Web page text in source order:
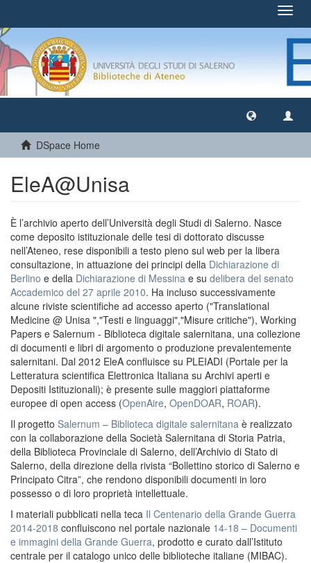
DSpace Home
EleA@Unisa
È l’archivio aperto dell’Università degli Studi di Salerno. Nasce
come deposito istituzionale delle tesi di dottorato discusse
nell’Ateneo, rese disponibili a testo pieno sul web per la libera
consultazione, in attuazione dei principi della Dichiarazione di
Berlino e della Dichiarazione di Messina e su delibera del senato
Accademico del 27 aprile 2010. Ha incluso successivamente
alcune riviste scientifiche ad accesso aperto ("Translational
Medicine @ Unisa ","Testi e linguaggi","Misure critiche"), Working
Papers e Salernum - Biblioteca digitale salernitana, una collezione
di documenti e libri di argomento o produzione prevalentemente
salernitani. Dal 2012 EleA confluisce su PLEIADI (Portale per la
Letteratura scientifica Elettronica Italiana su Archivi aperti e
Depositi Istituzionali); è presente sulle maggiori piattaforme
europee di open access (OpenAire, OpenDOAR, ROAR).
Il progetto Salernum – Biblioteca digitale salernitana è realizzato
con la collaborazione della Società Salernitana di Storia Patria,
della Biblioteca Provinciale di Salerno, dell’Archivio di Stato di
Salerno, della direzione della rivista “Bollettino storico di Salerno e
Principato Citra”, che rendono disponibili documenti in loro
possesso o di loro proprietà intellettuale.
I materiali pubblicati nella teca Il Centenario della Grande Guerra
2014-2018 confluiscono nel portale nazionale 14-18 – Documenti
e immagini della Grande Guerra, prodotto e curato dall’Istituto
centrale per il catalogo unico delle biblioteche italiane (MIBAC).